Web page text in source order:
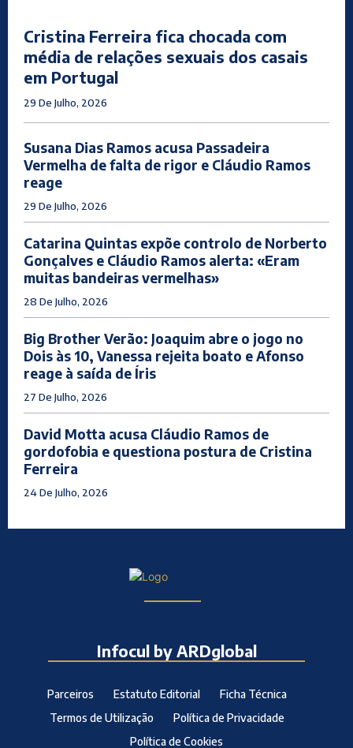
Cristina Ferreira fica chocada com
média de relações sexuais dos casais
em Portugal
29 De Julho, 2026
Susana Dias Ramos acusa Passadeira
Vermelha de falta de rigor e Cláudio Ramos
reage
29 De Julho, 2026
Catarina Quintas expõe controlo de Norberto
Gonçalves e Cláudio Ramos alerta: «Eram
muitas bandeiras vermelhas»
28 De Julho, 2026
Big Brother Verão: Joaquim abre o jogo no
Dois às 10, Vanessa rejeita boato e Afonso
reage à saída de Íris
27 De Julho, 2026
David Motta acusa Cláudio Ramos de
gordofobia e questiona postura de Cristina
Ferreira
24 De Julho, 2026
Infocul by ARDglobal
Parceiros Estatuto Editorial
Ficha Técnica
Termos de Utilização
Política de Privacidade
Política de Cookies